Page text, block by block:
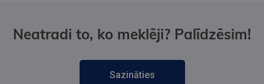
Neatradi to, ko meklēji? Palīdzēsim!
Sazināties